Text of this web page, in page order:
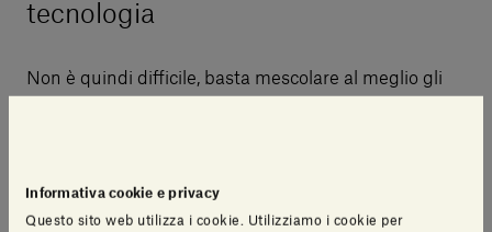
Informativa cookie e privacy
Questo sito web utilizza i cookie. Utilizziamo i cookie per
tecnologia
Non è quindi difficile, basta mescolare al meglio gli
ispirare dalla nostra nuova collezione disegnata
dall’elegante stile di Elisa Ossino. La linea, che